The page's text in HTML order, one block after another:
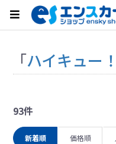
「ハイキュー
93件
新着順 価格順